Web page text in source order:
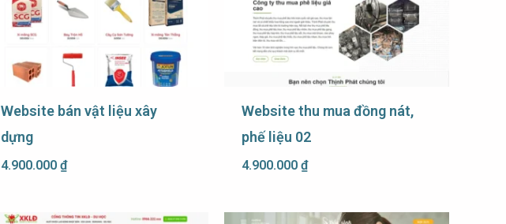
Website bán vật liệu xây
dựng
4.900.000 ₫
Website thu mua đồng nát,
phế liệu 02
4.900.000 ₫